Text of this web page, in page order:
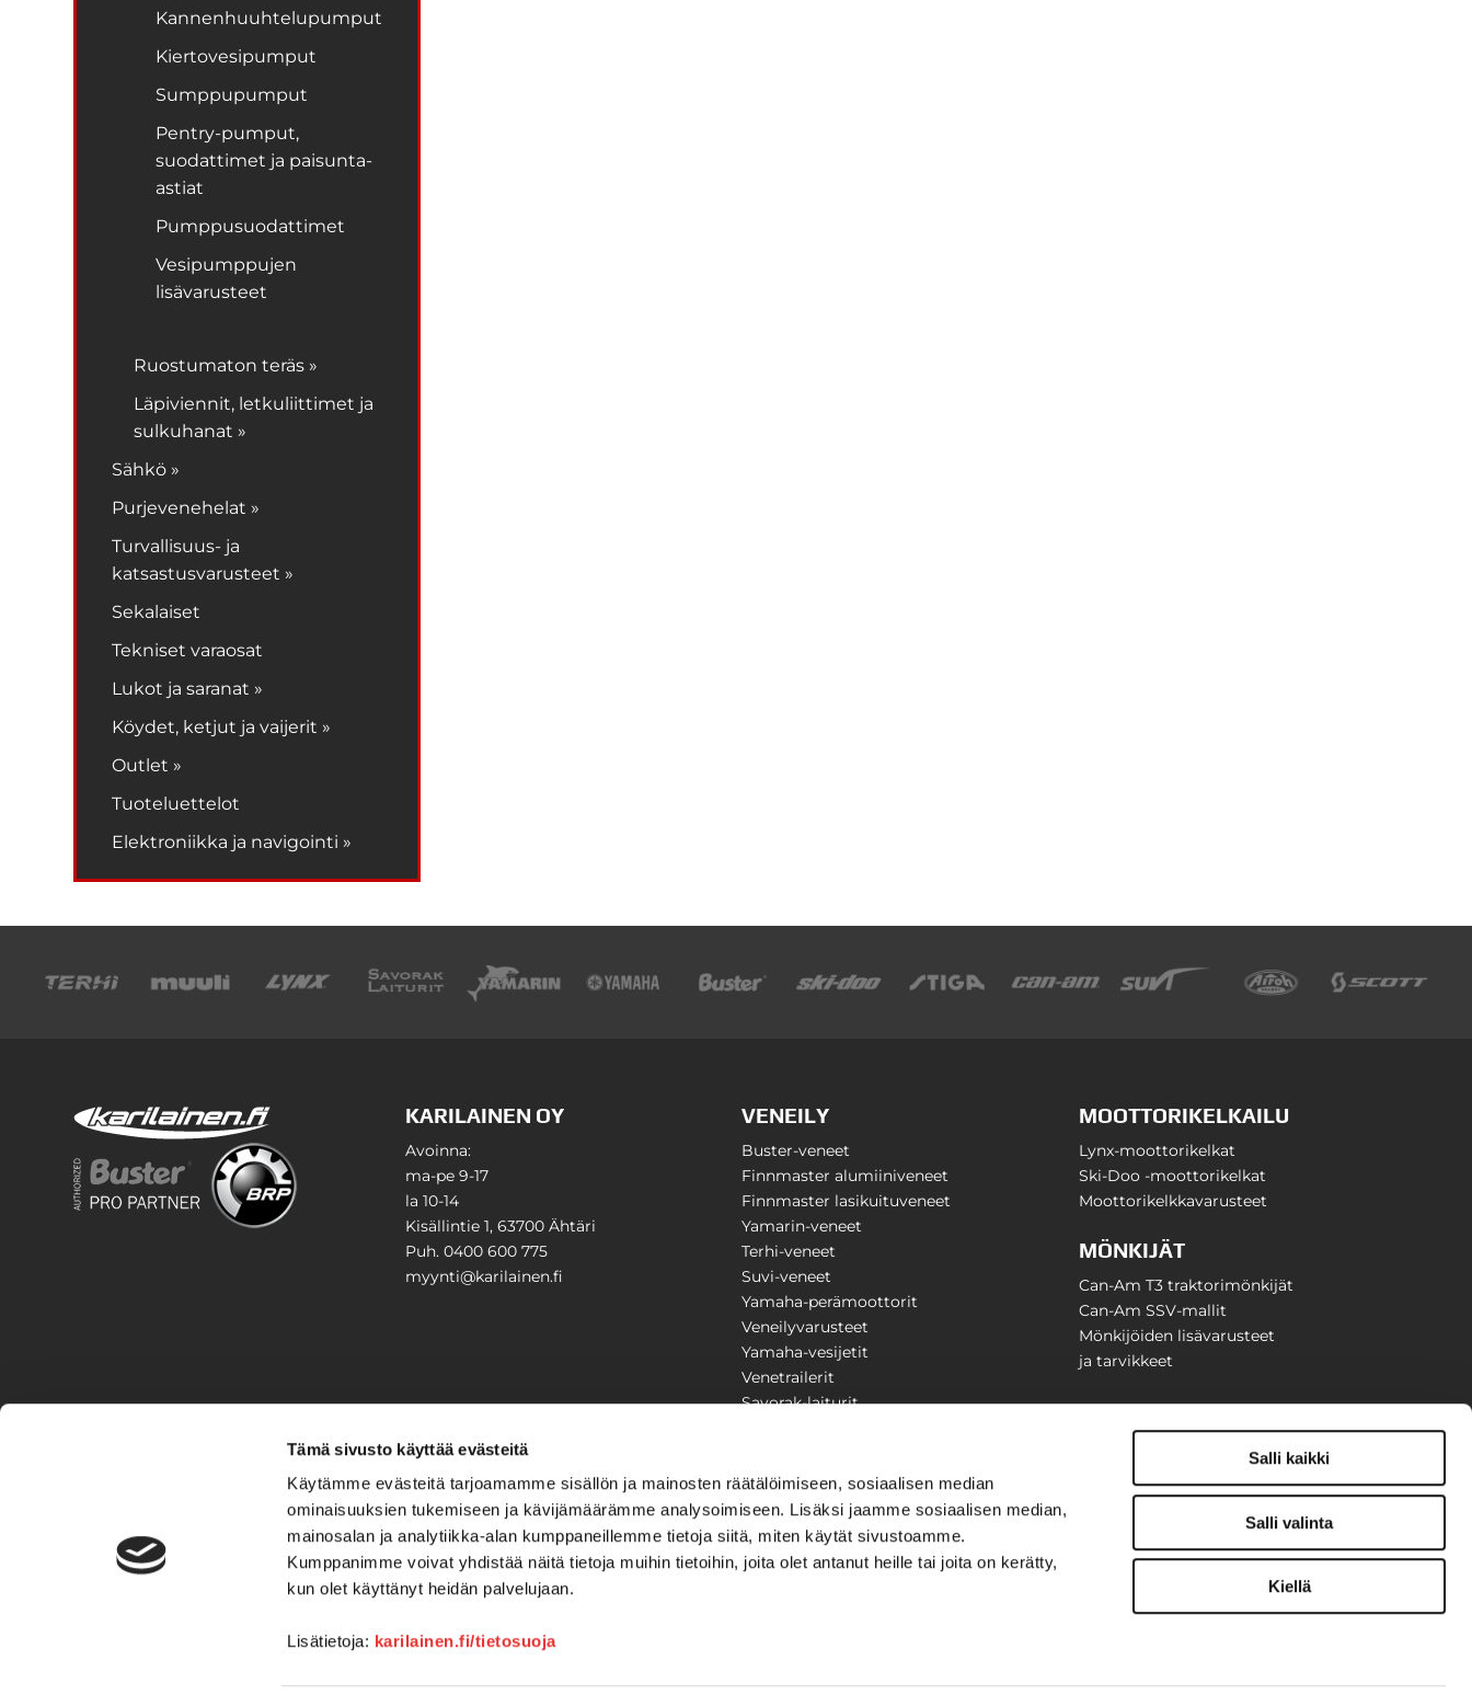
Tämä sivusto käyttää evästeitä
Käytämme evästeitä tarjoamamme sisällön ja mainosten räätälöimiseen, sosiaalisen median
ominaisuuksien tukemiseen ja kävijämäärämme analysoimiseen. Lisäksi jaamme sosiaalisen median,
mainosalan ja analytiikka-alan kumppaneillemme tietoja siitä, miten käytät sivustoamme.
Kumppanimme voivat yhdistää näitä tietoja muihin tietoihin, joita olet antanut heille tai joita on kerätty,
kun olet käyttänyt heidän palvelujaan.
Lisätietoja: karilainen.fi/tietosuoja
Salli kaikki
Salli valinta
Kiellä
Kannenhuuhtelupumput
Kiertovesipumput
Sumppupumput
Pentry-pumput,
suodattimet ja paisunta-
astiat
Pumppusuodattimet
Vesipumppujen
lisävarusteet
Ruostumaton teräs »
Läpiviennit, letkuliittimet ja
sulkuhanat »
Sähkö »
Purjevenehelat »
Turvallisuus- ja
katsastusvarusteet »
Sekalaiset
Tekniset varaosat
Lukot ja saranat »
Köydet, ketjut ja vaijerit »
Outlet »
Tuoteluettelot
Elektroniikka ja navigointi »
KARILAINEN OY
Avoinna:
ma-pe 9-17
la 10-14
Kisällintie 1, 63700 Ähtäri
Puh. 0400 600 775
myynti@karilainen.fi
VENEILY
Buster-veneet
Finnmaster alumiiniveneet
Finnmaster lasikuituveneet
Yamarin-veneet
Terhi-veneet
Suvi-veneet
Yamaha-perämoottorit
Veneilyvarusteet
Yamaha-vesijetit
Venetrailerit
Savorak-laiturit
MOOTTORIKELKAILU
Lynx-moottorikelkat
Ski-Doo -moottorikelkat
Moottorikelkkavarusteet
MÖNKIJÄT
Can-Am T3 traktorimönkijät
Can-Am SSV-mallit
Mönkijöiden lisävarusteet
ja tarvikkeet
PIHA & PUUTARHA
Stiga
VAIHTOLAITTEET
Veneet
Kelkat ja mönkijät
Yritysesittely
Yhteystiedot
Huolto ja korjaamo
Ajankohtaista